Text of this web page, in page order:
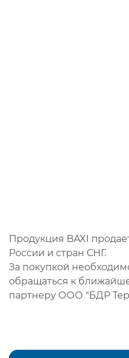
Продукция BAXI
России и стран СНГ.
За покупкой
обращаться к
партнеру ООО "БДР